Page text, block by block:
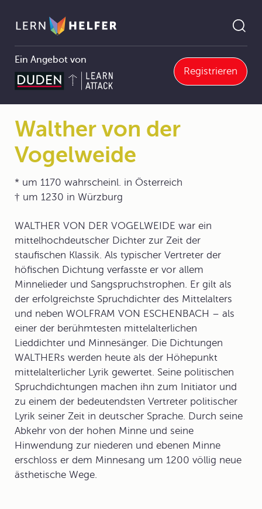
Ein Angebot von
Registrieren
Pfadnavigation
4.4 Mittelhochdeutsche Literatur 4.4.3 Hochklassik Walther von der Vogelweide
Walther von der
Vogelweide
* um 1170 wahrscheinl. in Österreich
† um 1230 in Würzburg
WALTHER VON DER VOGELWEIDE war ein
mittelhochdeutscher Dichter zur Zeit der
staufischen Klassik. Als typischer Vertreter der
höfischen Dichtung verfasste er vor allem
Minnelieder und Sangspruchstrophen. Er gilt als
der erfolgreichste Spruchdichter des Mittelalters
und neben WOLFRAM VON ESCHENBACH – als
einer der berühmtesten mittelalterlichen
Lieddichter und Minnesänger. Die Dichtungen
WALTHERs werden heute als der Höhepunkt
mittelalterlicher Lyrik gewertet. Seine politischen
Spruchdichtungen machen ihn zum Initiator und
zu einem der bedeutendsten Vertreter politischer
Lyrik seiner Zeit in deutscher Sprache. Durch seine
Abkehr von der hohen Minne und seine
Hinwendung zur niederen und ebenen Minne
erschloss er dem Minnesang um 1200 völlig neue
ästhetische Wege.